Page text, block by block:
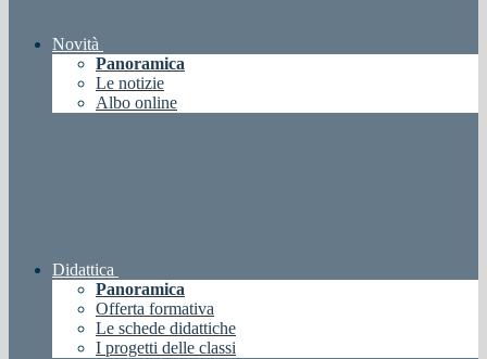
Novità
Panoramica
Le notizie
Albo online
Didattica
Panoramica
Offerta formativa
Le schede didattiche
I progetti delle classi